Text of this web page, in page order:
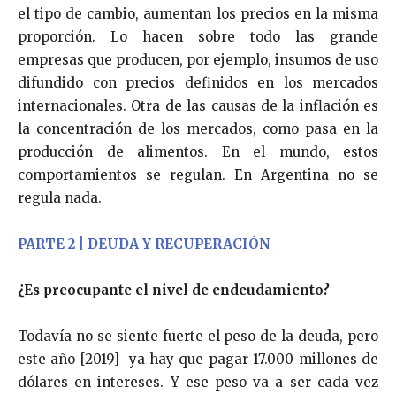
el tipo de cambio, aumentan los precios en la misma
proporción. Lo hacen sobre todo las grande
empresas que producen, por ejemplo, insumos de uso
difundido con precios definidos en los mercados
internacionales. Otra de las causas de la inflación es
la concentración de los mercados, como pasa en la
producción de alimentos. En el mundo, estos
comportamientos se regulan. En Argentina no se
regula nada.
PARTE 2 | DEUDA Y RECUPERACIÓN
¿Es preocupante el nivel de endeudamiento?
Todavía no se siente fuerte el peso de la deuda, pero
este año [2019] ya hay que pagar 17.000 millones de
dólares en intereses. Y ese peso va a ser cada vez